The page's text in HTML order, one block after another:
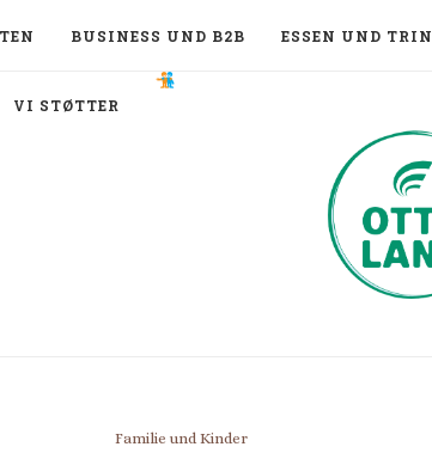
BUSINESS UND B2B ESSEN UND
VI STØTTER
Familie und Kinder